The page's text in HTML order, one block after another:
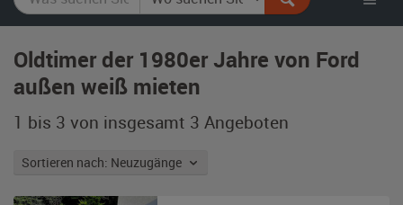
Oldtimer der 1980er Jahre von Ford
außen weiß mieten
1 bis 3 von insgesamt 3 Angeboten
Sortieren nach: Neuzugänge